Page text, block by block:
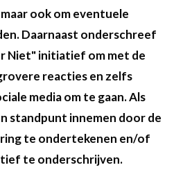
ook om eventuele
Daarnaast onderschreef
Niet" initiatief om met de
reacties en zelfs
media om te gaan. Als
standpunt innemen door de
te ondertekenen en/of
te onderschrijven.
FeWeb
worden Account
Zoeken